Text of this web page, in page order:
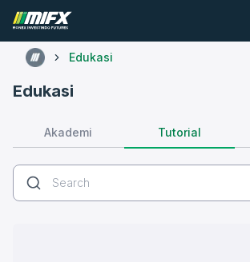
Edukasi
Edukasi
Akademi Tutorial